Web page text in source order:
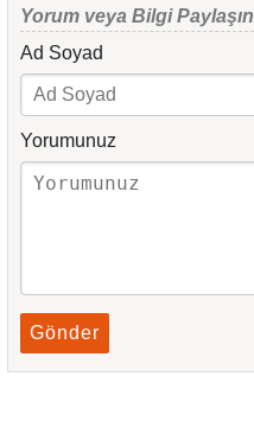
Yorum veya Bilgi Paylaşın
Ad Soyad
Yorumunuz
Gönder